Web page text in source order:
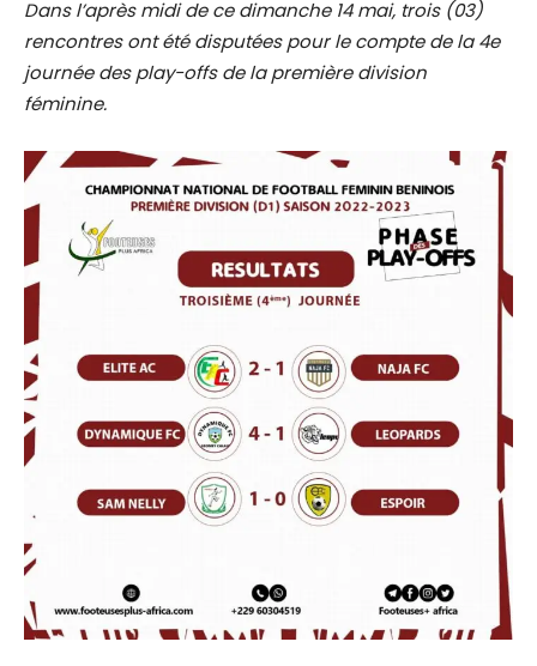
Dans l’après midi de ce dimanche 14 mai, trois (03)
rencontres ont été disputées pour le compte de la 4e
journée des play-offs de la première division
féminine.